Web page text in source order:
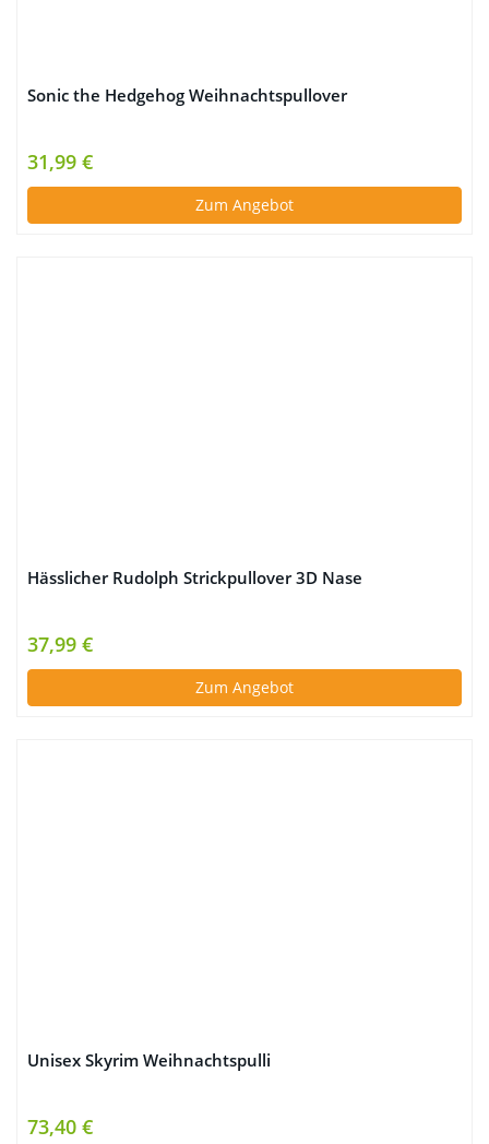
Sonic the Hedgehog Weihnachtspullover
31,99 €
Zum Angebot
Hässlicher Rudolph Strickpullover 3D Nase
37,99 €
Zum Angebot
Unisex Skyrim Weihnachtspulli
73,40 €